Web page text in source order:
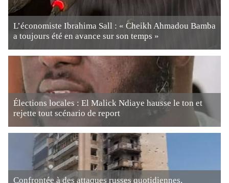
L’économiste Ibrahima Sall : « Cheikh Ahmadou Bamba
a toujours été en avance sur son temps »
Élections locales : El Malick Ndiaye hausse le ton et
rejette tout scénario de report
Confrontée à des attaques russes quotidiennes,